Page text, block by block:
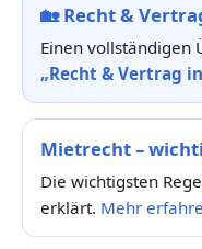
🏡Recht &
Einen vollständigen
„Recht & Vertrag
Mietrecht –
Die wichtigsten
erklärt. Mehr